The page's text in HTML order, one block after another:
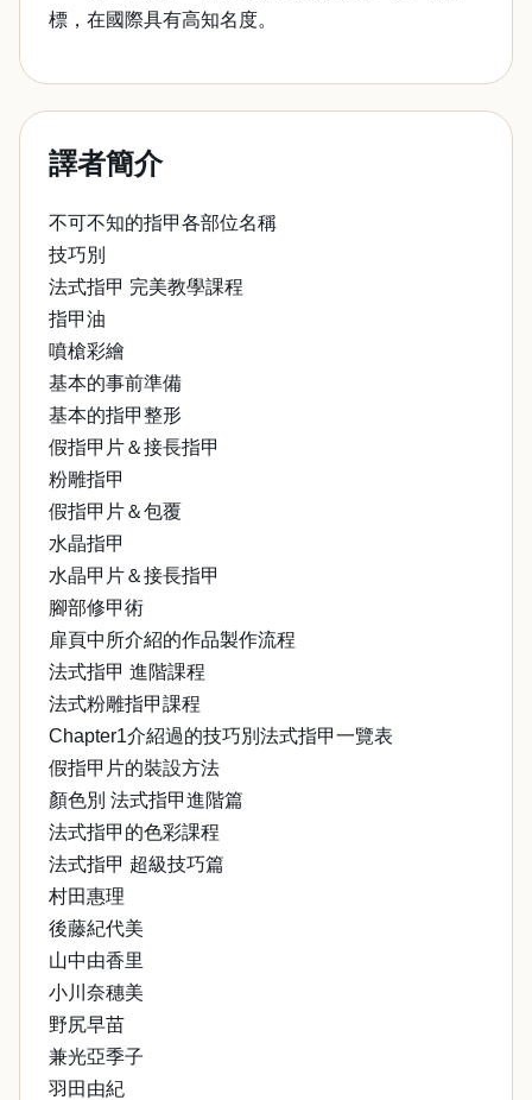
標，在國際具有高知名度。
譯者簡介
不可不知的指甲各部位名稱
技巧別
法式指甲 完美教學課程
指甲油
噴槍彩繪
基本的事前準備
基本的指甲整形
假指甲片＆接長指甲
粉雕指甲
假指甲片＆包覆
水晶指甲
水晶甲片＆接長指甲
腳部修甲術
扉頁中所介紹的作品製作流程
法式指甲 進階課程
法式粉雕指甲課程
Chapter1介紹過的技巧別法式指甲一覽表
假指甲片的裝設方法
顏色別 法式指甲進階篇
法式指甲的色彩課程
法式指甲 超級技巧篇
村田惠理
後藤紀代美
山中由香里
小川奈穗美
野尻早苗
兼光亞季子
羽田由紀